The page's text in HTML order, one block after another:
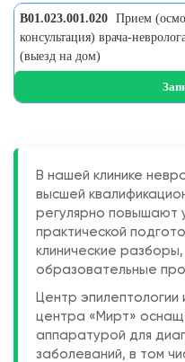
B01.023.001.020 Прием
консультация) врача-
(выезд на дом)
В нашей клинике
высшей
регулярно повышают
практической
клинические
образовательные
Центр эпилептологии
центра «Мирт»
аппаратурой для
заболеваний, в том